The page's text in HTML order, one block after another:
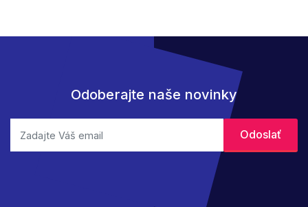
Odoberajte naše novinky